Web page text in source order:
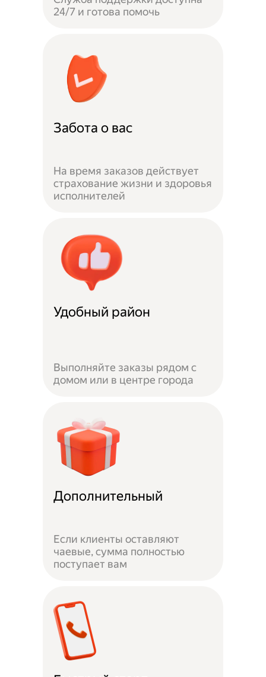
24/7 и готова помочь
Забота о вас
На время заказов действует
страхование жизни и здоровья
исполнителей
Удобный район
Выполняйте заказы рядом с
домом или в центре города
Дополнительный
Если клиенты оставляют
чаевые, сумма полностью
поступает вам